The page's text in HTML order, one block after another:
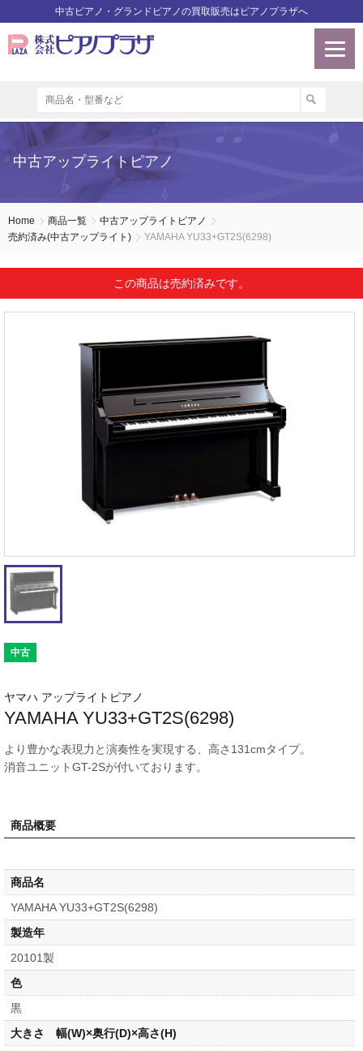
中古ピアノ・グランドピアノの買取販売はピアノプラザへ
中古アップライトピアノ
Home 商品一覧
中古アップライトピアノ
売約済み(中古アップライト)
YAMAHA YU33+GT2S(6298)
この商品は売約済みです。
中古
ヤマハ アップライトピアノ
YAMAHA YU33+GT2S(6298)
より豊かな表現力と演奏性を実現する、高さ131cmタイプ。
消音ユニットGT-2Sが付いております。
商品概要
商品名
YAMAHA YU33+GT2S(6298)
製造年
20101製
色
黒
大きさ 幅(W)×奥行(D)×高さ(H)